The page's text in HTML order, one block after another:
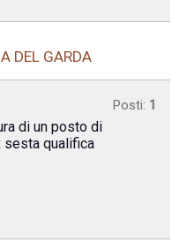
DEL GARDA
Posti: 1
di un posto di
sesta qualifica